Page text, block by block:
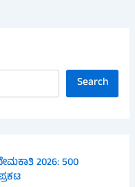
Search
2026: 500